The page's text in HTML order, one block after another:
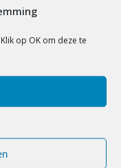
op OK om deze te